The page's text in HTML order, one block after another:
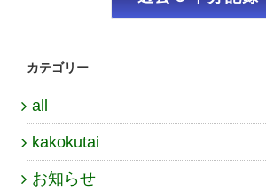
カテゴリー
all
kakokutai
お知らせ